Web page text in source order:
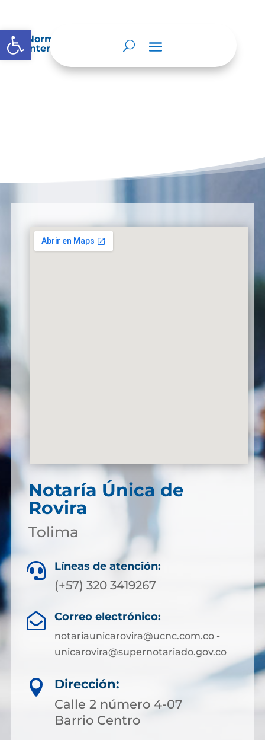
Abrir barra de herramientas
Normatividad especial que les aplique de
interés.
Notaría Única de
Rovira
Tolima
 Líneas de atención:
(+57) 320 3419267
 Correo electrónico:
notariaunicarovira@ucnc.com.co -
unicarovira@supernotariado.gov.co

Dirección:
Calle 2 número 4-07
Barrio Centro